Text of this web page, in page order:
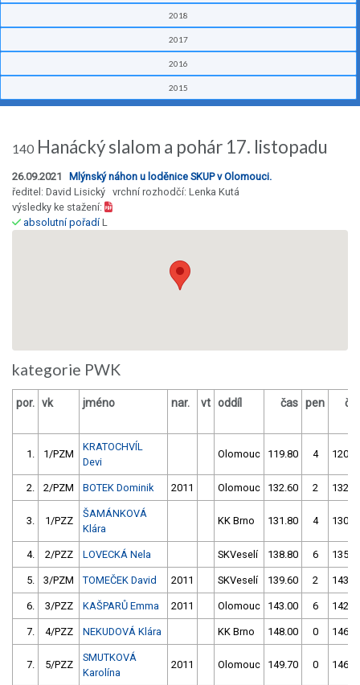
2018
2017
2016
2015
140 Hanácký slalom a pohár 17. listopadu
26.09.2021
Mlýnský náhon u loděnice SKUP v Olomouci.
ředitel: David Lisický vrchní rozhodčí: Lenka Kutá
výsledky ke stažení:
absolutní pořadíL
kategorie PWK
por. vk jméno nar. vt oddíl čas pen
1. 1/PZM
KRATOCHVÍL
Devi
Olomouc 119.80 4
2. 2/PZM BOTEK Dominik 2011 Olomouc 132.60 2
3. 1/PZZ
ŠAMÁNKOVÁ
Klára
KK Brno 131.80 4
4. 2/PZZ LOVECKÁ Nela SKVeselí 138.80 6
5. 3/PZM TOMEČEK David 2011 SKVeselí 139.60 2
6. 3/PZZ KAŠPARŮ Emma 2011 Olomouc 143.00 6
7. 4/PZZ NEKUDOVÁ Klára KK Brno 148.00 0
7. 5/PZZ
SMUTKOVÁ
Karolína
2011 Olomouc 149.70 0